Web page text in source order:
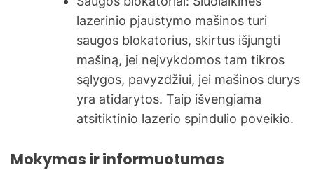
lazerinio pjaustymo mašinos turi
saugos blokatorius, skirtus išjungti
mašiną, jei neįvykdomos tam tikros
sąlygos, pavyzdžiui, jei mašinos durys
yra atidarytos. Taip išvengiama
atsitiktinio lazerio spindulio poveikio.
Mokymas ir informuotumas